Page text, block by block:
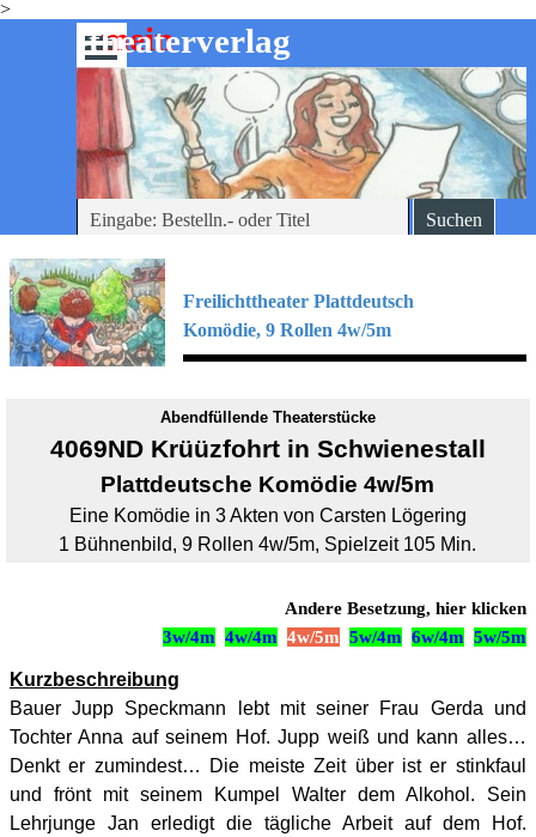
>
Direkt zum Seiteninhalt
-theaterverlag
mein
Menü überspringen
Suchen
Freilichttheater Plattdeutsch
Komödie, 9 Rollen 4w/5m
Abendfüllende Theaterstücke
4069ND Krüüzfohrt in Schwienestall
Plattdeutsche Komödie 4w/5m
Eine Komödie in 3 Akten von Carsten Lögering
1 Bühnenbild, 9 Rollen 4w/5m, Spielzeit 105 Min.
Andere Besetzung, hier klicken
3w/4m 4w/4m 4w/5m 5w/4m 6w/4m 5w/5m
Kurzbeschreibung
Bauer Jupp Speckmann lebt mit seiner Frau Gerda und
Tochter Anna auf seinem Hof. Jupp weiß und kann alles…
Denkt er zumindest… Die meiste Zeit über ist er stinkfaul
und frönt mit seinem Kumpel Walter dem Alkohol. Sein
Lehrjunge Jan erledigt die tägliche Arbeit auf dem Hof.